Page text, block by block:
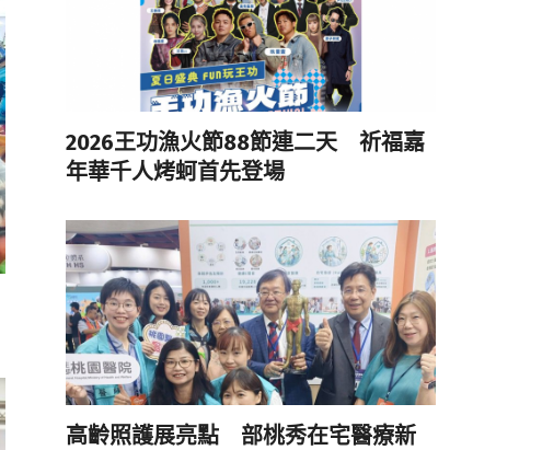
2026王功漁火節88節連二天 祈福嘉
年華千人烤蚵首先登場
高齡照護展亮點 部桃秀在宅醫療新